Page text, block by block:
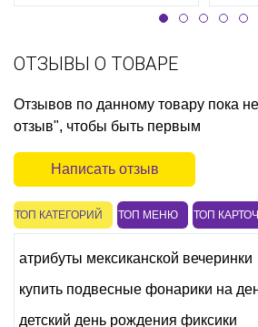
ОТЗЫВЫ О ТОВАРЕ
Отзывов по данному товару пока
отзыв", чтобы быть первым
Написать отзыв
ТОП КАТЕГОРИЙ ТОП МЕНЮ ТОП
атрибуты мексиканской вечеринки
купить подвесные фонарики на
детский день рождения фиксики